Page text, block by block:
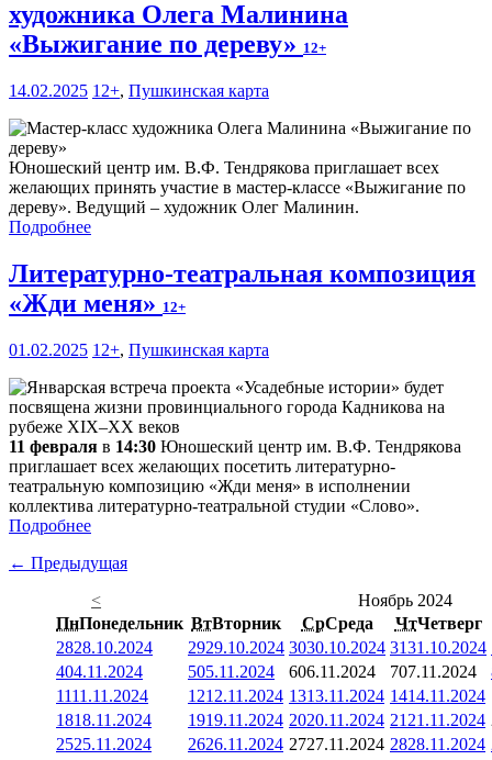
художника Олега Малинина
«Выжигание по дереву» 12+
14.02.2025 12+, Пушкинская карта
Юношеский центр им. В.Ф. Тендрякова приглашает всех
желающих принять участие в мастер-классе «Выжигание по
дереву». Ведущий – художник Олег Малинин.
Подробнее
Литературно-театральная композиция
«Жди меня» 12+
01.02.2025 12+, Пушкинская карта
11 февраля в 14:30 Юношеский центр им. В.Ф. Тендрякова
приглашает всех желающих посетить литературно-
театральную композицию «Жди меня» в исполнении
коллектива литературно-театральной студии «Слово».
Подробнее
← Предыдущая
<
Ноябрь 2024
ПнПонедельник ВтВторник СрСреда ЧтЧетверг
2828.10.2024 2929.10.2024 3030.10.2024 3131.10.2024
404.11.2024 505.11.2024 606.11.2024 707.11.2024
1111.11.2024 1212.11.2024 1313.11.2024 1414.11.2024
1818.11.2024 1919.11.2024 2020.11.2024 21 21.11.2024
2525.11.2024 2626.11.2024 2727.11.2024 2828.11.2024